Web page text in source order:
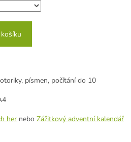
písmen, počítání do 10
her nebo Zážitkový adventní kalendář